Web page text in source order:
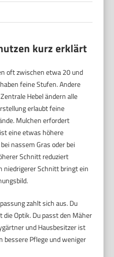
kurz erklärt
oft zwischen etwa 20 und
feine Stufen. Andere
Hebel ändern alle
erlaubt feine
Mulchen erfordert
eine etwas höhere
nassem Gras oder bei
Schnitt reduziert
niedrigerer Schnitt bringt ein
zahlt sich aus. Du
Optik. Du passt den Mäher
und Hausbesitzer ist
bessere Pflege und weniger